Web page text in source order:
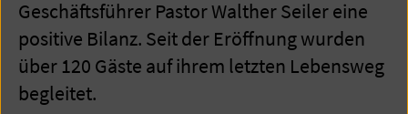
Geschäftsführer Pastor Walther Seiler eine
positive Bilanz. Seit der Eröffnung wurden
über 120 Gäste auf ihrem letzten Lebensweg
begleitet.